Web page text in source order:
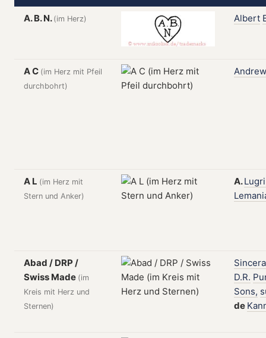
A. B. N. (im Herz) Albert
A C (im Herz mit Pfeil
durchbohrt)
Andrew
A L (im Herz mit
Stern und Anker)
A.
Abad / DRP /
Swiss Made (im
Kreis mit Herz und
Sternen)
Sincera
D.R.
Sons,
de